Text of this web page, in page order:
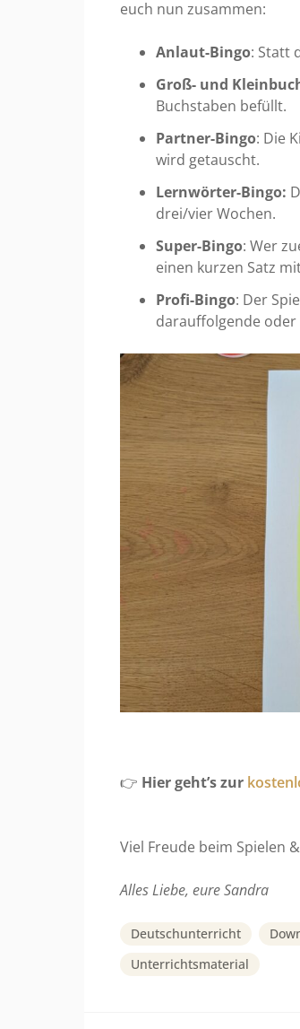
euch nun zusammen:
Anlaut-Bingo: Statt
Groß- und
Buchstaben befüllt.
Partner-Bingo: Die
wird getauscht.
Lernwörter-Bingo:
drei/vier Wochen.
Super-Bingo: Wer
einen kurzen Satz
Profi-Bingo: Der
darauffolgende
👉 Hier geht’s zur
Viel Freude beim Spielen
Alles Liebe, eure Sandra
Deutschunterricht
Unterrichtsmaterial